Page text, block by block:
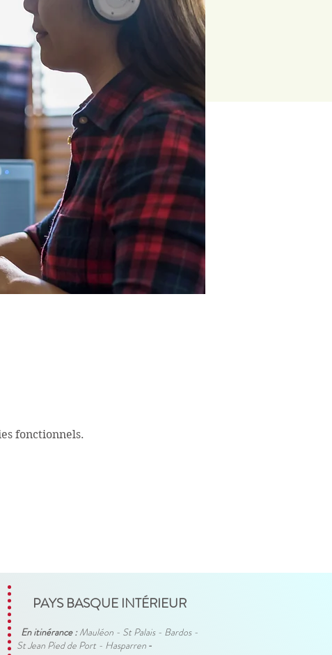
fonctionnels.
PAYS BASQUE INTÉRIEUR
En itinérance :Mauléon - St Palais - Bardos -
St Jean Pied de Port - Hasparren -